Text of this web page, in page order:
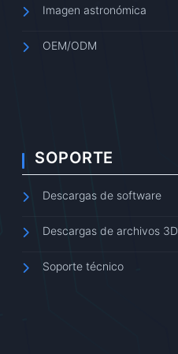
Imagen astronómica
OEM/ODM
SOPORTE
Descargas de software
Descargas de archivos 3D
Soporte técnico